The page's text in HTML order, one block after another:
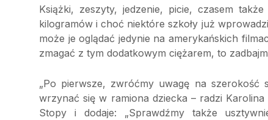
Książki, zeszyty, jedzenie, picie, czasem
kilogramów i choć niektóre szkoły już
może je oglądać jedynie na amerykańskich
zmagać z tym dodatkowym ciężarem, to
„Po pierwsze, zwróćmy uwagę na szerokość
wrzynać się w ramiona dziecka – radzi
Stopy i dodaje: „Sprawdźmy także